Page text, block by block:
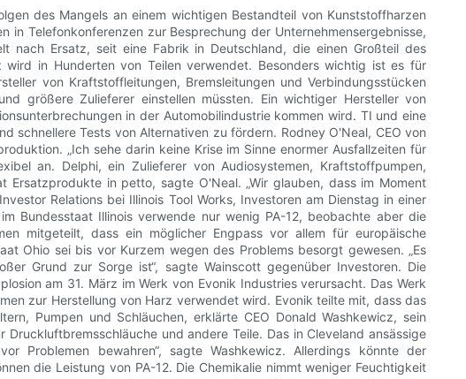
des Mangels an einem wichtigen Bestandteil von Kunststoffharzen
in Telefonkonferenzen zur Besprechung der Unternehmensergebnisse,
nach Ersatz, seit eine Fabrik in Deutschland, die einen Großteil des
in Hunderten von Teilen verwendet. Besonders wichtig ist es für
von Kraftstoffleitungen, Bremsleitungen und Verbindungsstücken
größere Zulieferer einstellen müssten. Ein wichtiger Hersteller von
in der Automobilindustrie kommen wird. TI und eine
schnellere Tests von Alternativen zu fördern. Rodney O'Neal, CEO von
„Ich sehe darin keine Krise im Sinne enormer Ausfallzeiten für
an. Delphi, ein Zulieferer von Audiosystemen, Kraftstoffpumpen,
Ersatzprodukte in petto, sagte O'Neal. „Wir glauben, dass im Moment
Relations bei Illinois Tool Works, Investoren am Dienstag in einer
Bundesstaat Illinois verwende nur wenig PA-12, beobachte aber die
mitgeteilt, dass ein möglicher Engpass vor allem für europäische
Ohio sei bis vor Kurzem wegen des Problems besorgt gewesen. „Es
Grund zur Sorge ist“, sagte Wainscott gegenüber Investoren. Die
am 31. März im Werk von Evonik Industries verursacht. Das Werk
zur Herstellung von Harz verwendet wird. Evonik teilte mit, dass das
Pumpen und Schläuchen, erklärte CEO Donald Washkewicz, sein
und andere Teile. Das in Cleveland ansässige
Problemen bewahren“, sagte Washkewicz. Allerdings könnte der
die Leistung von PA-12. Die Chemikalie nimmt weniger Feuchtigkeit